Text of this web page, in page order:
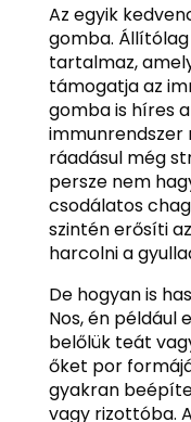
Az egyik
gomba.
tartalmaz,
támogatja az
gomba is híres
immunrendszer
ráadásul még
persze nem
csodálatos
szintén erősíti
harcolni a
De hogyan is
Nos, én például
belőlük teát
őket por
gyakran
vagy rizottóba.